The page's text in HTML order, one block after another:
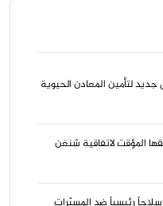
لتأمين المعادن الحيوية
المؤقت لاتفاقية شنغن